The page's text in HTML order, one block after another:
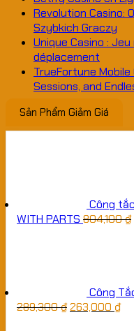
Revolution Casino:
Szybkich Graczy
Unique Casino :
déplacement
TrueFortune Mobile
Sessions, and
Sản Phẩm Giảm Giá
Công
WITH PARTS 804,100₫
Công
289,300₫263,000 ₫